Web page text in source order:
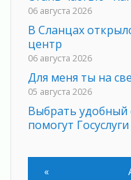
06 августа 2026
В Сланцах
центр
06 августа 2026
Для меня ты на
05 августа 2026
Выбрать удобный
помогут Госуслуги
Планируйте свой
05 августа 2026
«